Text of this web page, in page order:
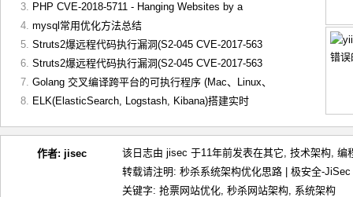
PHP CVE-2018-5711 - Hanging Websites by a
mysql常用优化方法总结
Struts2爆远程代码执行漏洞(S2-045 CVE-2017-563
Struts2爆远程代码执行漏洞(S2-045 CVE-2017-563
Golang 交叉编译跨平台的可执行程序 (Mac、Linux、
ELK(ElasticSearch, Logstash, Kibana)搭建实时
作者: jisec 该日志由 jisec 于11年前发表在其它, 技术架构, 编
转载请注明: 秒杀系统架构优化思路 | 极安全-JiSec
关键字: 抢票网站优化, 秒杀网站架构, 系统架构